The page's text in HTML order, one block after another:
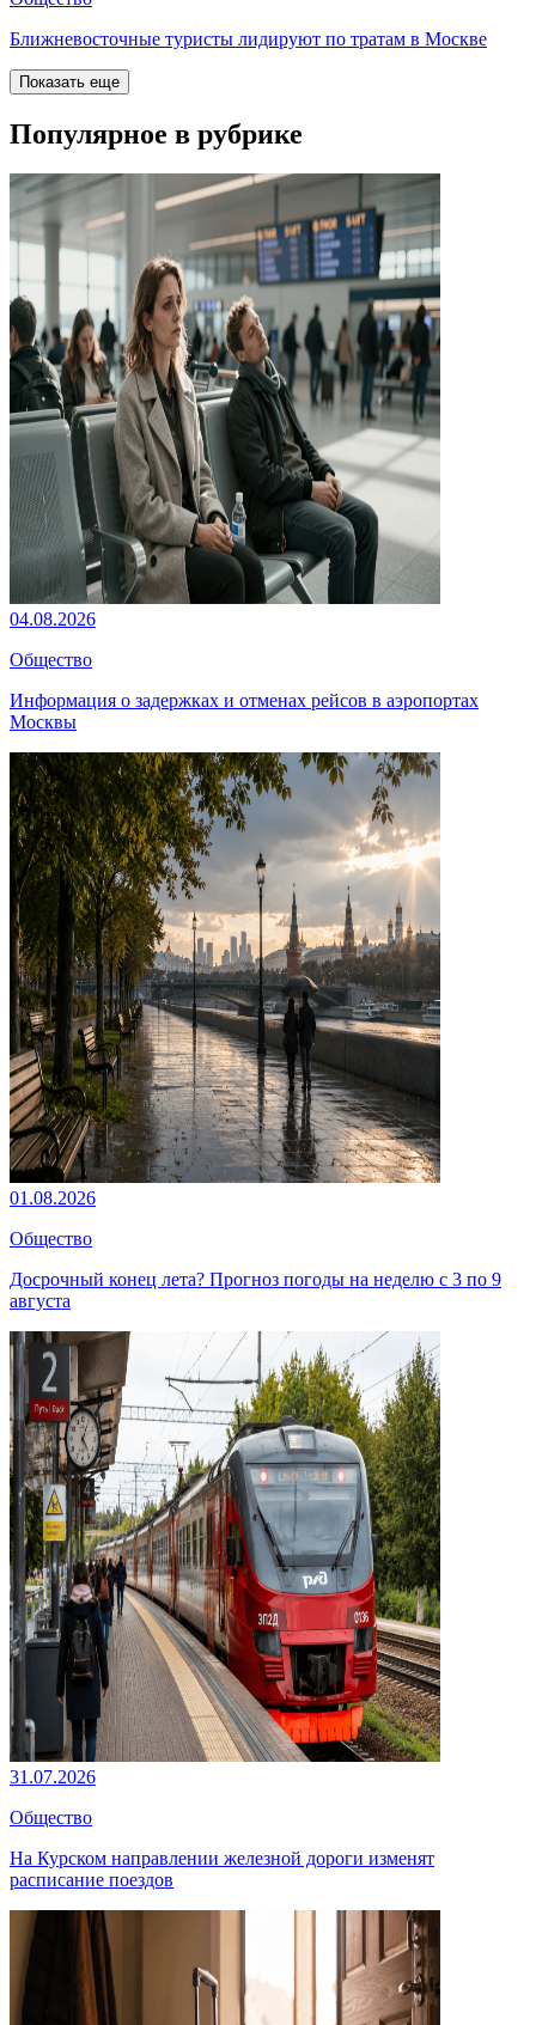
Ближневосточные туристы лидируют по тратам в Москве
Показать еще
Популярное в рубрике
04.08.2026
Общество
Информация о задержках и отменах рейсов в аэропортах
Москвы
01.08.2026
Общество
Досрочный конец лета? Прогноз погоды на неделю с 3 по 9
августа
31.07.2026
Общество
На Курском направлении железной дороги изменят
расписание поездов